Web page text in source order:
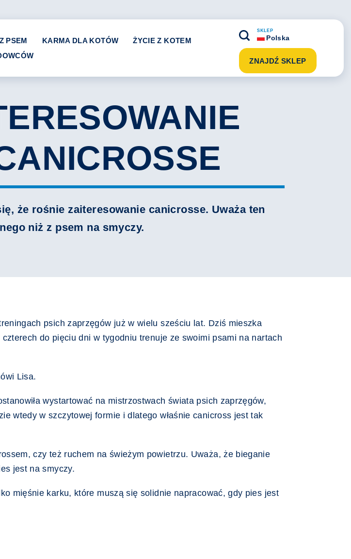
PSEM KARMA DLA KOTÓW
ŻYCIE Z KOTEM
SKLEP
Polska
ZNAJDŹ SKLEP
że rośnie zaiteresowanie canicrosse. Uważa ten
niż z psem na smyczy.
psich zaprzęgów już w wielu sześciu lat. Dziś mieszka
do pięciu dni w tygodniu trenuje ze swoimi psami na nartach
Lisa.
wystartować na mistrzostwach świata psich zaprzęgów,
wtedy w szczytowej formie i dlatego właśnie canicross jest tak
czy też ruchem na świeżym powietrzu. Uważa, że bieganie
jest na smyczy.
mięśnie karku, które muszą się solidnie napracować, gdy pies jest